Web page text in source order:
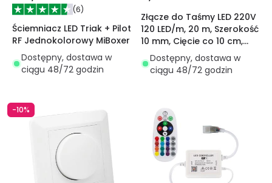
(6)
Ściemniacz LED Triak + Pilot
RF Jednokolorowy MiBoxer
Dostępny, dostawa w
ciągu 48/72 godzin
Złącze do Taśmy LED 220V
120 LED/m, 20 m, Szerokość
10 mm, Cięcie co 10 cm,
IP65Dostępny, dostawa w
ciągu 48/72 godzin
-10%